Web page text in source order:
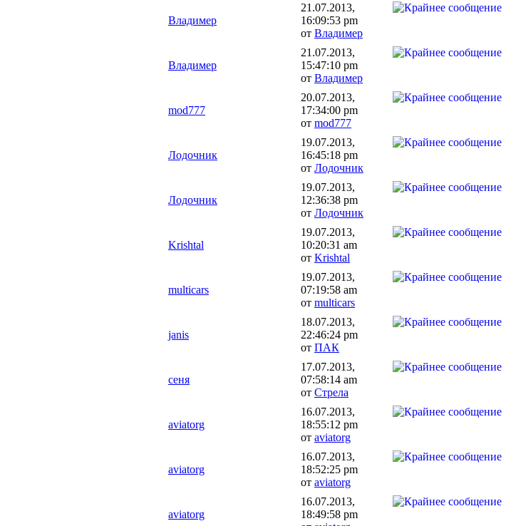
Владимер
21.07.2013,
16:09:53 pm
от Владимер
Владимер
21.07.2013,
15:47:10 pm
от Владимер
mod777
20.07.2013,
17:34:00 pm
от mod777
Лодочник
19.07.2013,
16:45:18 pm
от Лодочник
Лодочник
19.07.2013,
12:36:38 pm
от Лодочник
Krishtal
19.07.2013,
10:20:31 am
от Krishtal
multicars
19.07.2013,
07:19:58 am
от multicars
janis
18.07.2013,
22:46:24 pm
от ПАК
сеня
17.07.2013,
07:58:14 am
от Стрела
aviatorg
16.07.2013,
18:55:12 pm
от aviatorg
aviatorg
16.07.2013,
18:52:25 pm
от aviatorg
aviatorg
16.07.2013,
18:49:58 pm